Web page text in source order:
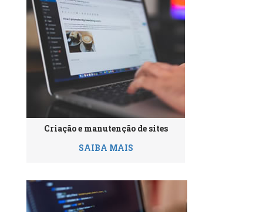
Criação e manutenção de sites
SAIBA MAIS